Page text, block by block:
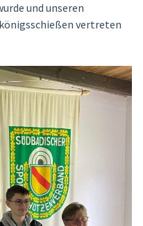
und unseren
vertreten